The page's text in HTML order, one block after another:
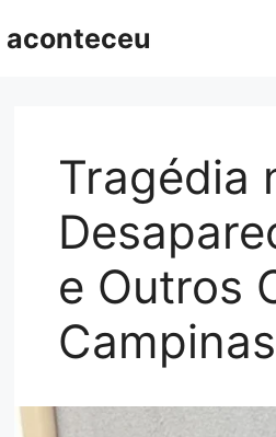
Tragédia
e Outros
Campinas